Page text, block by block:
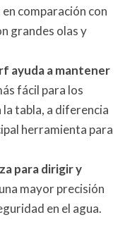
comparación con
grandes olas y
ayuda a mantener
fácil para los
tabla, a diferencia
herramienta para
para dirigir y
mayor precisión
en el agua.